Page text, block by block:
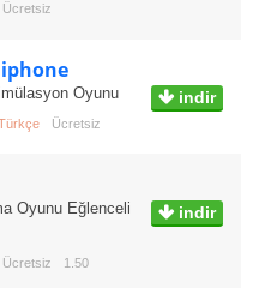
Ücretsiz
indir
Oyunu
Ücretsiz
indir
Oyunu Eğlenceli
Ücretsiz 1.50